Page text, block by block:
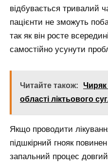
відбувається тривалий
пацієнти не зможуть
так як він росте
самостійно усунути
Читайте також:
Чиряк
області ліктьового
Якщо проводити
підшкірний гнояк
запальний процес